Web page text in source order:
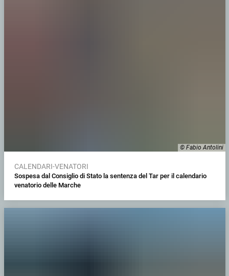
© Fabio Antolini
CALENDARI-VENATORI
Sospesa dal Consiglio di Stato la sentenza del Tar per il calendario
venatorio delle Marche